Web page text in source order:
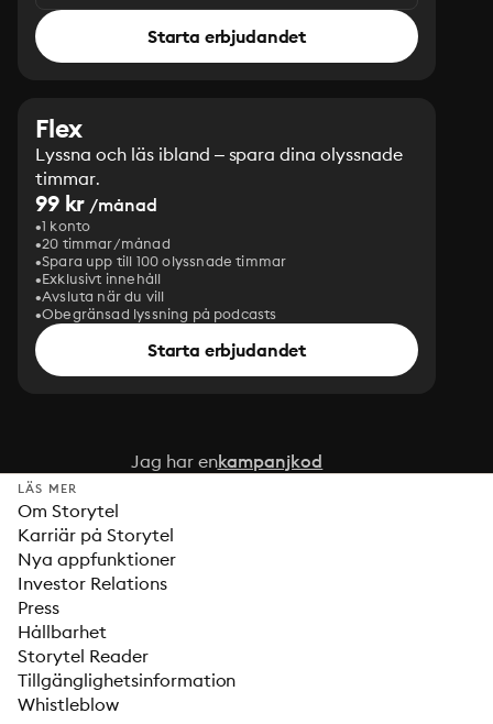
Starta erbjudandet
Flex
Lyssna och läs ibland – spara dina olyssnade
timmar.
99 kr /månad
1 konto
20 timmar/månad
Spara upp till 100 olyssnade timmar
Exklusivt innehåll
Avsluta när du vill
Obegränsad lyssning på podcasts
Starta erbjudandet
Jag har enkampanjkod
LÄS MER
Om Storytel
Karriär på Storytel
Nya appfunktioner
Investor Relations
Press
Hållbarhet
Storytel Reader
Tillgänglighetsinformation
Whistleblow